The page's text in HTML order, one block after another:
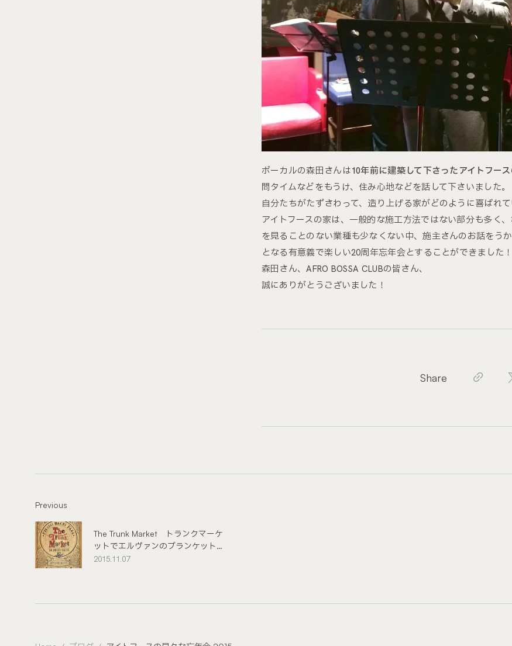
ボーカルの森田さんは10年前に建築して下さったアイトフー
問タイムなどをもうけ、住み心地などを話して下さいました。
自分たちがたずさわって、造り上げる家がどのように喜ばれて
アイトフースの家は、一般的な施工方法ではない部分も多く
を見ることのない業種も少なくない中、施主さんのお話をう
となる有意義で楽しい20周年忘年会とすることができました！
森田さん、AFRO BOSSA CLUBの皆さん、
誠にありがとうございました！
Share
Previous
The Trunk Market トランクマーケ
ットでエルヴァンのブランケット
（デンマーク）のご紹介
2015.11.07